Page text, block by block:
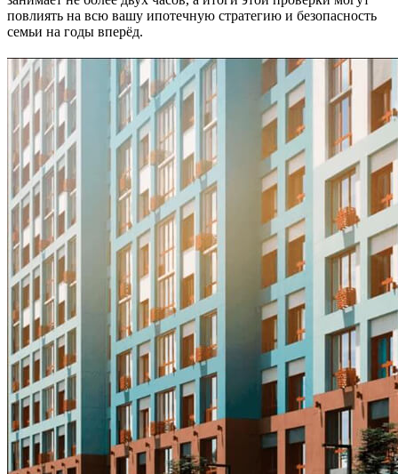
повлиять на всю вашу ипотечную стратегию и безопасность
семьи на годы вперёд.